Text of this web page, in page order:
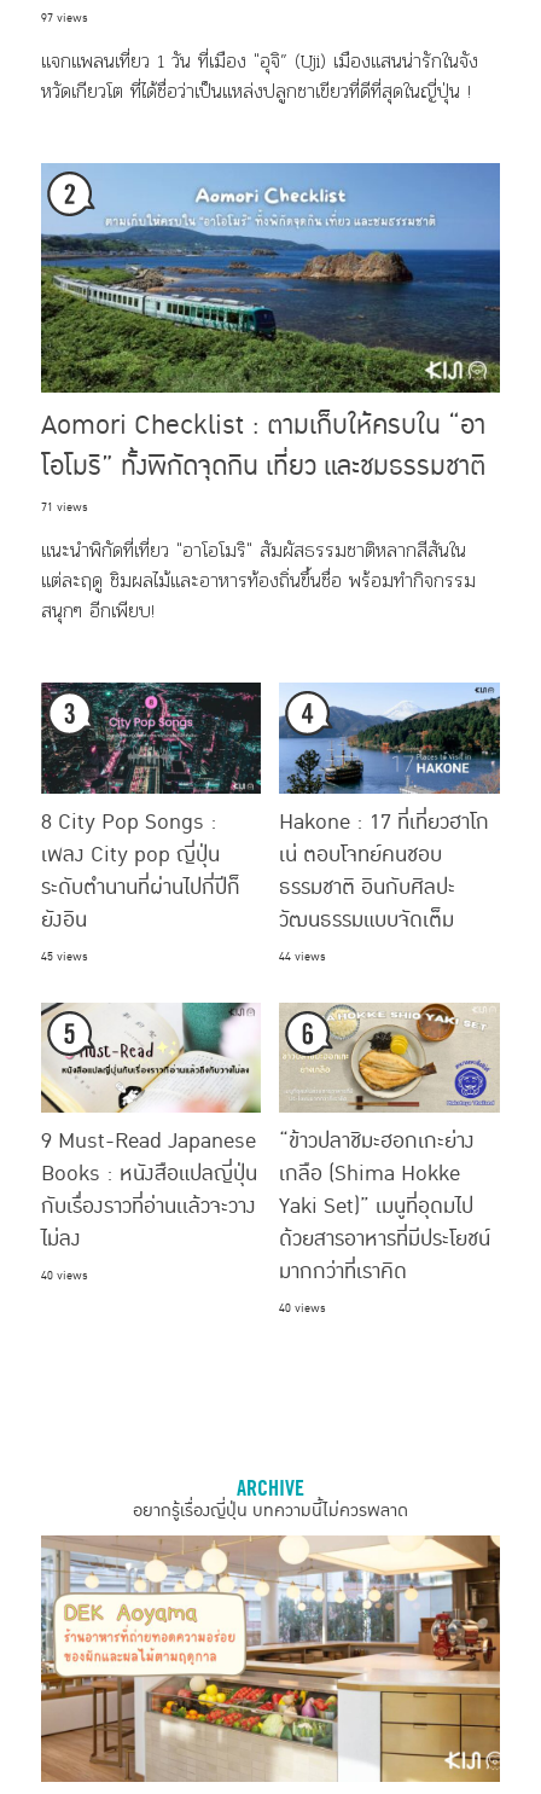
97 views
แจกแพลนเที่ยว 1 วัน ที่เมือง "อุจิ” (Uji) เมืองแสนน่ารักในจัง
หวัดเกียวโต ที่ได้ชื่อว่าเป็นแหล่งปลูกชาเขียวที่ดีที่สุดในญี่ปุ่น !
Aomori Checklist : ตามเก็บให้ครบใน “อา
โอโมริ” ทั้งพิกัดจุดกิน เที่ยว และชมธรรมชาติ
71 views
แนะนำพิกัดที่เที่ยว "อาโอโมริ" สัมผัสธรรมชาติหลากสีสันใน
แต่ละฤดู ชิมผลไม้และอาหารท้องถิ่นขึ้นชื่อ พร้อมทำกิจกรรม
สนุกๆ อีกเพียบ!
8 City Pop Songs :
เพลง City pop ญี่ปุ่น
ระดับตำนานที่ผ่านไปกี่ปีก็
ยังอิน
45 views
Hakone : 17 ที่เที่ยวฮาโก
เน่ ตอบโจทย์คนชอบ
ธรรมชาติ อินกับศิลปะ
วัฒนธรรมแบบจัดเต็ม
44 views
9 Must-Read Japanese
Books : หนังสือแปลญี่ปุ่น
กับเรื่องราวที่อ่านเเล้วจะวาง
ไม่ลง
40 views
“ข้าวปลาชิมะฮอกเกะย่าง
เกลือ (Shima Hokke
Yaki Set)” เมนูที่อุดมไป
ด้วยสารอาหารที่มีประโยชน์
มากกว่าที่เราคิด
40 views
ARCHIVE
อยากรู้เรื่องญี่ปุ่น บทความนี้ไม่ควรพลาด